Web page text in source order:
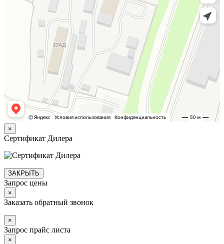
×
Сертификат Дилера
ЗАКРЫТЬ
Запрос цены
×
Заказать обратный звонок
×
Запрос прайс листа
×